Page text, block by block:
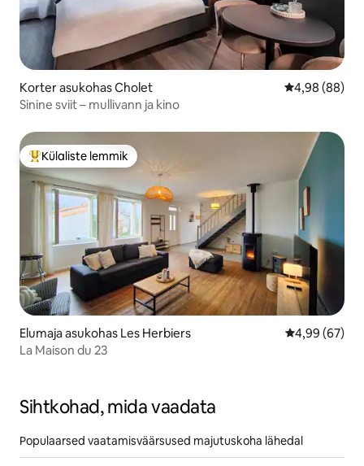
Korter asukohas Cholet Keskmine
4,98 (88)
Sinine sviit – mullivann ja kino
Külaliste suur lemmik
Külaliste lemmik
Elumaja asukohas Les Herbiers Keskmine
4,99 (67)
La Maison du 23
Sihtkohad, mida vaadata
Populaarsed vaatamisväärsused majutuskoha lähedal